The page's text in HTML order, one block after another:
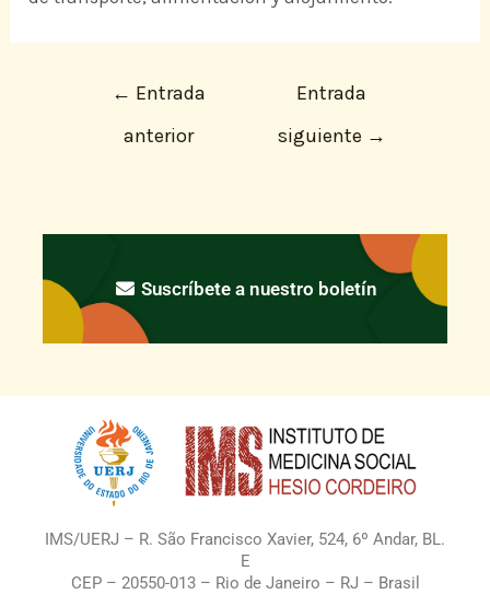
← Entrada
anterior
Entrada
siguiente →
Suscríbete a nuestro boletín
IMS/UERJ – R. São Francisco Xavier, 524, 6º Andar, BL.
E
CEP – 20550-013 – Rio de Janeiro – RJ – Brasil